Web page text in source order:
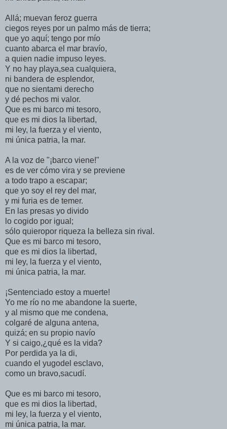
Allá; muevan feroz guerra
ciegos reyes por un palmo más de tierra;
que yo aquí; tengo por mío
cuanto abarca el mar bravío,
a quien nadie impuso leyes.
Y no hay playa,sea cualquiera,
ni bandera de esplendor,
que no sientami derecho
y dé pechos mi valor.
Que es mi barco mi tesoro,
que es mi dios la libertad,
mi ley, la fuerza y el viento,
mi única patria, la mar.
A la voz de "¡barco viene!"
es de ver cómo vira y se previene
a todo trapo a escapar;
que yo soy el rey del mar,
y mi furia es de temer.
En las presas yo divido
lo cogido por igual;
sólo quieropor riqueza la belleza sin rival.
Que es mi barco mi tesoro,
que es mi dios la libertad,
mi ley, la fuerza y el viento,
mi única patria, la mar.
¡Sentenciado estoy a muerte!
Yo me río no me abandone la suerte,
y al mismo que me condena,
colgaré de alguna antena,
quizá; en su propio navío
Y si caigo,¿qué es la vida?
Por perdida ya la di,
cuando el yugodel esclavo,
como un bravo,sacudí.
Que es mi barco mi tesoro,
que es mi dios la libertad,
mi ley, la fuerza y el viento,
mi única patria, la mar.